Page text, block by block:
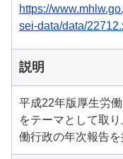
https://
sei-data/data/
説明
平成22年版厚生労
をテーマとして取
働行政の年次報告を